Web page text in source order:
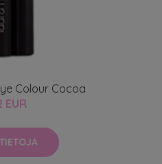
Colour Cocoa
EUR